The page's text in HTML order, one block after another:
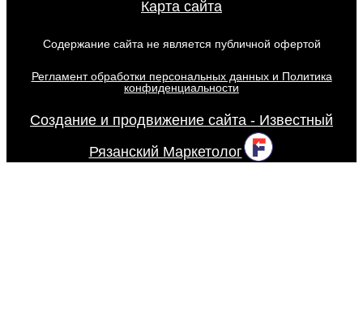
Карта сайта
Содержание сайта не является публичной офертой
Регламент обработки персональных данных и Политика
конфиденциальности
Создание и продвижение сайта - Известный
Рязанский Маркетолог